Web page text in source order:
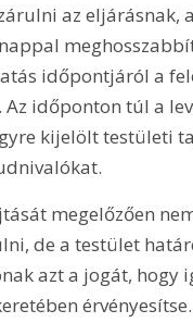
az eljárásnak,
időpontjáról a
időponton túl a
kijelölt testületi
megelőzően
de a testület
azt a jogát, hogy
érvényesítse.